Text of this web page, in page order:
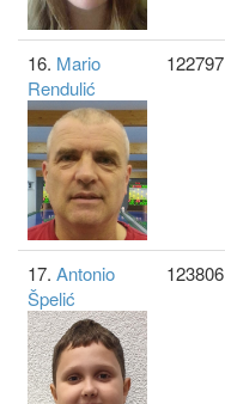
16. Mario
Rendulić
122797
17. Antonio
Špelić
123806